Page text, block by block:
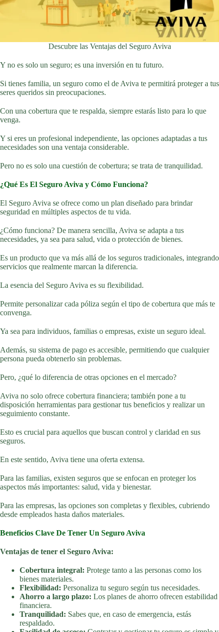
Descubre las Ventajas del Seguro Aviva
Y no es solo un seguro; es una inversión en tu futuro.
Si tienes familia, un seguro como el de Aviva te permitirá proteger a tus
seres queridos sin preocupaciones.
Con una cobertura que te respalda, siempre estarás listo para lo que
venga.
Y si eres un profesional independiente, las opciones adaptadas a tus
necesidades son una ventaja considerable.
Pero no es solo una cuestión de cobertura; se trata de tranquilidad.
¿Qué Es El Seguro Aviva y Cómo Funciona?
El Seguro Aviva se ofrece como un plan diseñado para brindar
seguridad en múltiples aspectos de tu vida.
¿Cómo funciona? De manera sencilla, Aviva se adapta a tus
necesidades, ya sea para salud, vida o protección de bienes.
Es un producto que va más allá de los seguros tradicionales, integrando
servicios que realmente marcan la diferencia.
La esencia del Seguro Aviva es su flexibilidad.
Permite personalizar cada póliza según el tipo de cobertura que más te
convenga.
Ya sea para individuos, familias o empresas, existe un seguro ideal.
Además, su sistema de pago es accesible, permitiendo que cualquier
persona pueda obtenerlo sin problemas.
Pero, ¿qué lo diferencia de otras opciones en el mercado?
Aviva no solo ofrece cobertura financiera; también pone a tu
disposición herramientas para gestionar tus beneficios y realizar un
seguimiento constante.
Esto es crucial para aquellos que buscan control y claridad en sus
seguros.
En este sentido, Aviva tiene una oferta extensa.
Para las familias, existen seguros que se enfocan en proteger los
aspectos más importantes: salud, vida y bienestar.
Para las empresas, las opciones son completas y flexibles, cubriendo
desde empleados hasta daños materiales.
Beneficios Clave De Tener Un Seguro Aviva
Ventajas de tener el Seguro Aviva:
Cobertura integral: Protege tanto a las personas como los
bienes materiales.
Flexibilidad: Personaliza tu seguro según tus necesidades.
Ahorro a largo plazo: Los planes de ahorro ofrecen estabilidad
financiera.
Tranquilidad: Sabes que, en caso de emergencia, estás
respaldado.